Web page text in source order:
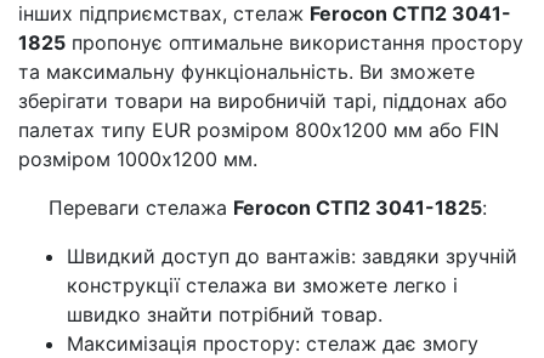
інших підприємствах, стелаж Ferocon СТП2 3041-
1825 пропонує оптимальне використання простору
та максимальну функціональність. Ви зможете
зберігати товари на виробничій тарі, піддонах або
палетах типу EUR розміром 800x1200 мм або FIN
розміром 1000x1200 мм.
Переваги стелажа Ferocon СТП2 3041-1825:
Швидкий доступ до вантажів: завдяки зручній
конструкції стелажа ви зможете легко і
швидко знайти потрібний товар.
Максимізація простору: стелаж дає змогу